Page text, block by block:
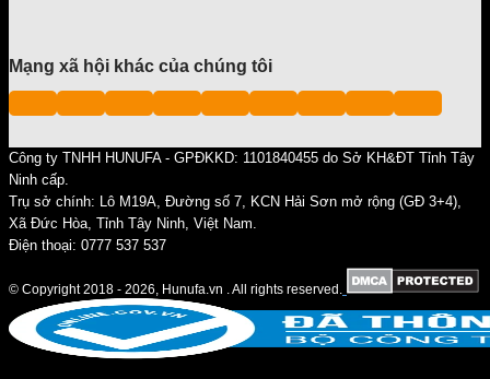
Mạng xã hội khác của chúng tôi
Công ty TNHH HUNUFA - GPĐKKD: 1101840455 do Sở KH&ĐT Tỉnh Tây
Ninh cấp.
Trụ sở chính: Lô M19A, Đường số 7, KCN Hải Sơn mở rộng (GĐ 3+4),
Xã Đức Hòa, Tỉnh Tây Ninh, Việt Nam.
Điện thoại: 0777 537 537
© Copyright 2018 - 2026, Hunufa.vn . All rights reserved.